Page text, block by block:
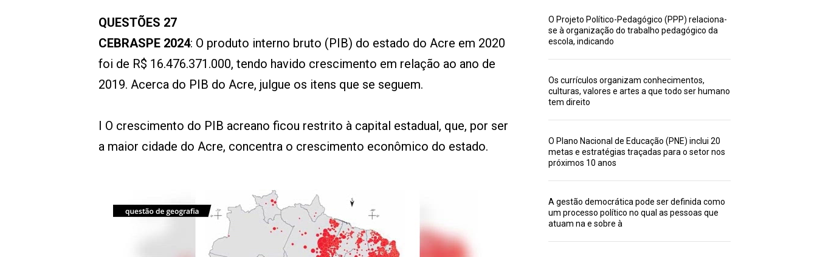
QUESTÕES 27
CEBRASPE 2024: O produto interno bruto (PIB) do estado do Acre em 2020
foi de R$ 16.476.371.000, tendo havido crescimento em relação ao ano de
2019. Acerca do PIB do Acre, julgue os itens que se seguem.
I O crescimento do PIB acreano ficou restrito à capital estadual, que, por ser
a maior cidade do Acre, concentra o crescimento econômico do estado.
O Projeto Político-Pedagógico (PPP) relaciona-
se à organização do trabalho pedagógico da
escola, indicando
Os currículos organizam conhecimentos,
culturas, valores e artes a que todo ser humano
tem direito
O Plano Nacional de Educação (PNE) inclui 20
metas e estratégias traçadas para o setor nos
próximos 10 anos
A gestão democrática pode ser definida como
um processo político no qual as pessoas que
atuam na e sobre à